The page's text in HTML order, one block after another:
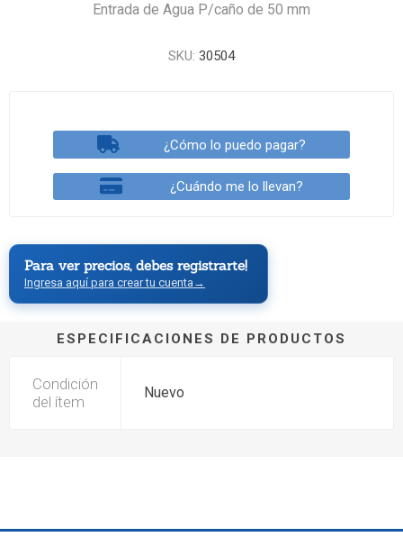
Entrada de Agua P/caño de 50 mm
SKU: 30504
¿Cómo lo puedo pagar?
¿Cuándo me lo llevan?
Para ver precios, debes registrarte!
Ingresa aquí para crear tu cuenta →
ESPECIFICACIONES DE PRODUCTOS
Condición
del ítem
Nuevo